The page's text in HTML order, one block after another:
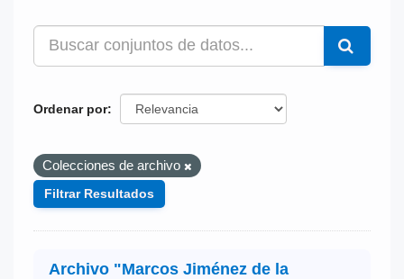
Ordenar por
Colecciones de archivo
Filtrar Resultados
Archivo "Marcos Jiménez de la